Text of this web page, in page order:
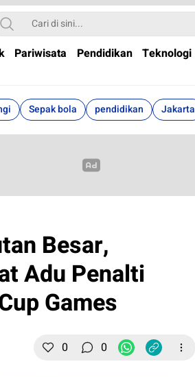
Pariwisata Pendidikan Teknologi
Sepak bola pendidikan Jakarta
Besar,
Adu Penalti
Games
0 0